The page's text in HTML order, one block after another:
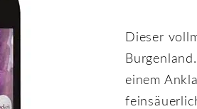
Dieser
einem